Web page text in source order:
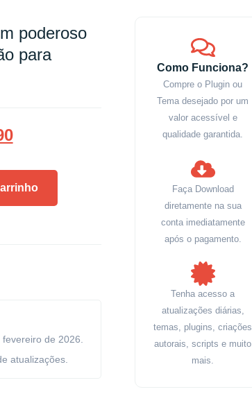
poderoso
para
de 2026.
atualizações.​
Como Funciona?
Compre o Plugin ou
Tema desejado por um
valor acessível e
qualidade garantida.
Faça Download
diretamente na sua
conta imediatamente
após o pagamento.
Tenha acesso a
atualizações diárias,
temas, plugins, criações
autorais, scripts e muito
mais.